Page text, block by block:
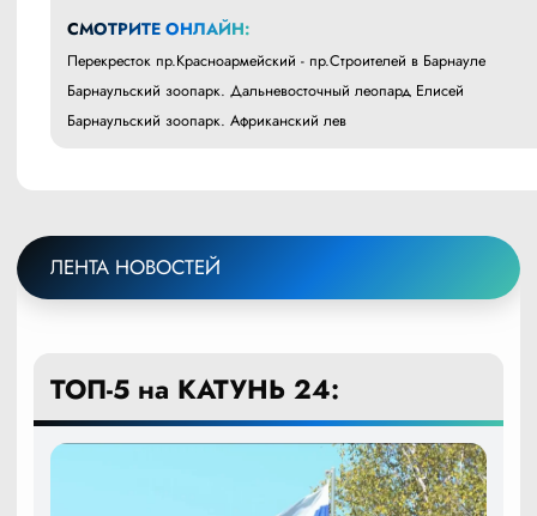
СМОТРИТЕ ОНЛАЙН:
Перекресток пр.Красноармейский - пр.Строителей в Барнауле
Барнаульский зоопарк. Дальневосточный леопард Елисей
Барнаульский зоопарк. Африканский лев
ЛЕНТА НОВОСТЕЙ
ТОП-5 на КАТУНЬ 24: